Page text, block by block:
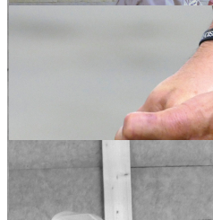
Sie sind Abonnent eines unserer
Dann profitieren Sie von unseren
Melden Sie sich mit Ihrer
passendes Abo hier.
Auswählen